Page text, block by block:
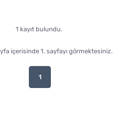
1 kayıt bulundu.
içerisinde 1. sayfayı görmektesiniz.
1